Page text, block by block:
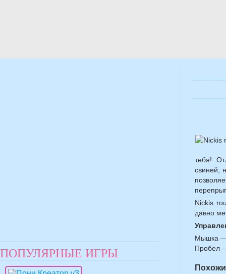
тебя!
свиней,
Nickis
давно
Мышка —
Пробел
ПОПУЛЯРНЫЕ ИГРЫ